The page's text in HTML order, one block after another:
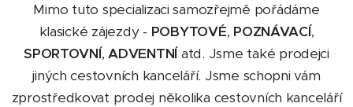
Mimo tuto specializaci samozřejmě pořádáme
klasické zájezdy - POBYTOVÉ, POZNÁVACÍ,
SPORTOVNÍ,ADVENTNÍ atd. Jsme také prodejci
jiných cestovních kanceláří. Jsme schopni vám
zprostředkovat prodej několika cestovních kanceláří